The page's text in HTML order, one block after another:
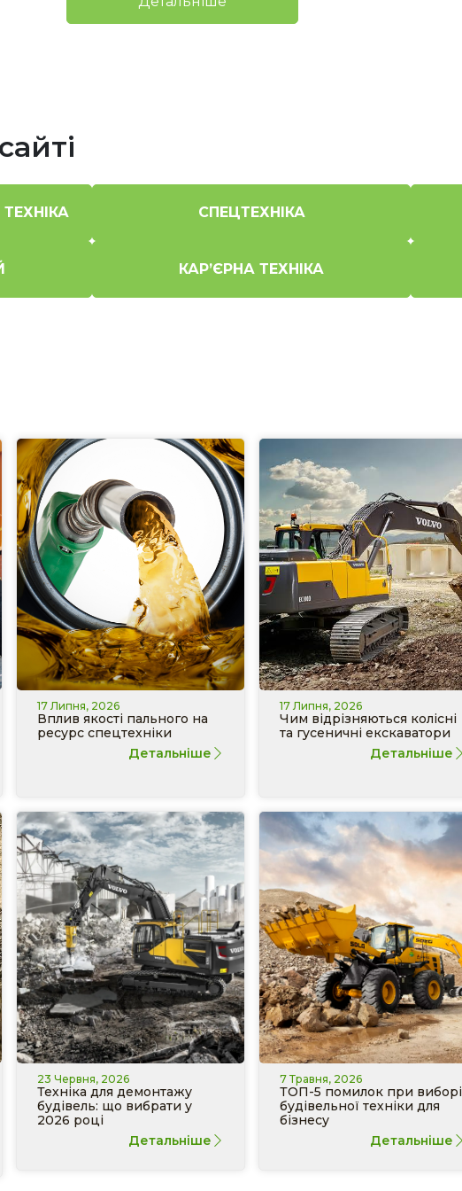
СПЕЦТЕХНІКА
КАР’ЄРНА ТЕХНІКА
17 Липня, 2026
Вплив якості пального на
ресурс спецтехніки
Детальніше
17 Липня, 2026
Чим відрізняються колісні
та гусеничні екскаватори
Детальніше
23 Червня, 2026
Техніка для демонтажу
будівель: що вибрати у
2026 році
Детальніше
7 Травня, 2026
ТОП-5 помилок при виборі
будівельної техніки для
бізнесу
Детальніше